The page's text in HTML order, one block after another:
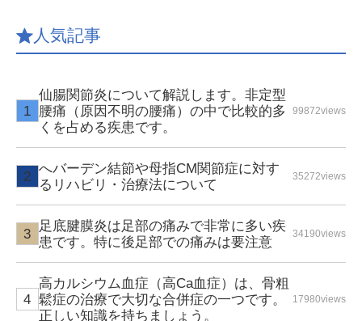
人気記事
仙腸関節炎について解説します。非定型
腰痛（原因不明の腰痛）の中で比較的多
くを占める疾患です。
99872views
へバーデン結節や母指CM関節症に対す
るリハビリ・治療法について
35272views
足底腱膜炎は足部の痛みで非常に多い疾
患です。特に後足部での痛みは要注意
34190views
高カルシウム血症（高Ca血症）は、骨粗
鬆症の治療で大切な合併症の一つです。
正しい知識を持ちましょう。
17980views